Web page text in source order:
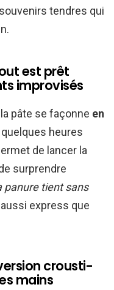
tendres qui
est prêt
improvisés
pâte se façonne en
quelques heures
de lancer la
surprendre
panure tient sans
aussi express que
crousti-
mains